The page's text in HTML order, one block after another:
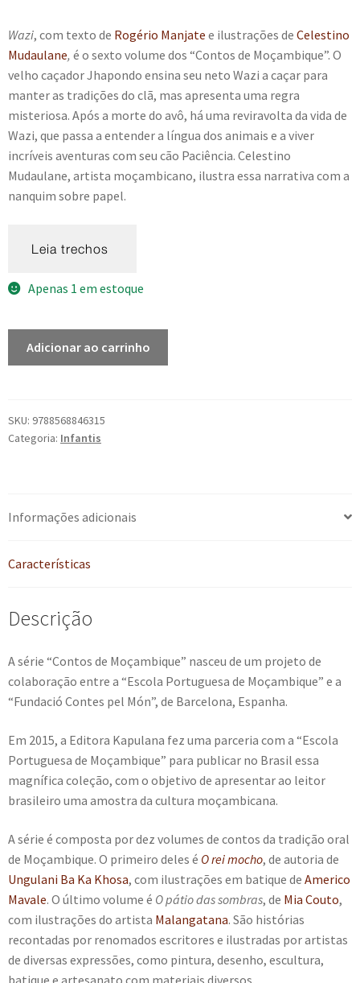
t
e
Wazi, com texto de Rogério Manjate e ilustrações de Celestino
Mudaulane, é o sexto volume dos “Contos de Moçambique”. O
velho caçador Jhapondo ensina seu neto Wazi a caçar para
manter as tradições do clã, mas apresenta uma regra
misteriosa. Após a morte do avô, há uma reviravolta da vida de
Wazi, que passa a entender a língua dos animais e a viver
incríveis aventuras com seu cão Paciência. Celestino
Mudaulane, artista moçambicano, ilustra essa narrativa com a
nanquim sobre papel.
Apenas 1 em estoque
-
Contos
Adicionar ao carrinho
SKU: 9788568846315
Categoria: Infantis
Informações adicionais
Características
Descrição
A série “Contos de Moçambique” nasceu de um projeto de
colaboração entre a “Escola Portuguesa de Moçambique” e a
“Fundació Contes pel Món”, de Barcelona, Espanha.
Em 2015, a Editora Kapulana fez uma parceria com a “Escola
Portuguesa de Moçambique” para publicar no Brasil essa
magnífica coleção, com o objetivo de apresentar ao leitor
brasileiro uma amostra da cultura moçambicana.
A série é composta por dez volumes de contos da tradição oral
de Moçambique. O primeiro deles é O rei mocho, de autoria de
Ungulani Ba Ka Khosa, com ilustrações em batique de Americo
Mavale. O último volume é O pátio das sombras, de Mia Couto,
com ilustrações do artista Malangatana. São histórias
recontadas por renomados escritores e ilustradas por artistas
de diversas expressões, como pintura, desenho, escultura,
batique e artesanato com materiais diversos.